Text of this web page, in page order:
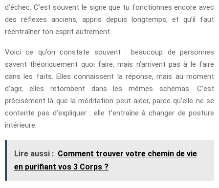
d’échec. C’est souvent le signe que tu fonctionnes encore avec
des réflexes anciens, appris depuis longtemps, et qu’il faut
réentraîner ton esprit autrement.
Voici ce qu’on constate souvent : beaucoup de personnes
savent théoriquement quoi faire, mais n’arrivent pas à le faire
dans les faits. Elles connaissent la réponse, mais au moment
d’agir, elles retombent dans les mêmes schémas. C’est
précisément là que la méditation peut aider, parce qu’elle ne se
contente pas d’expliquer : elle t’entraîne à changer de posture
intérieure.
Lire aussi : Comment trouver votre chemin de vie
en purifiant vos 3 Corps ?